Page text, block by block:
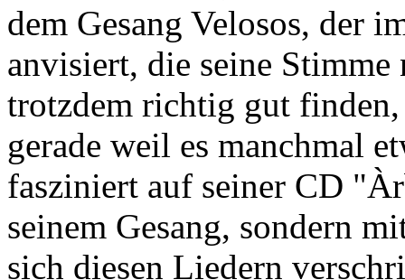
dem Gesang Velosos, der
anvisiert, die seine
trotzdem richtig gut
gerade weil es manchmal
fasziniert auf seiner CD
seinem Gesang, sondern
sich diesen Liedern